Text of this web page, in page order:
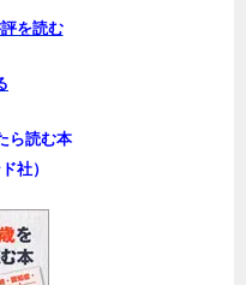
を読む
ら読む本
社）